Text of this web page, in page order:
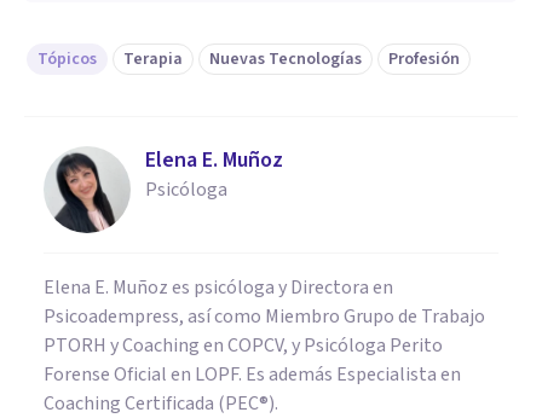
Tópicos Terapia Nuevas Tecnologías Profesión
Elena E. Muñoz
Psicóloga
Elena E. Muñoz es psicóloga y Directora en
Psicoadempress, así como Miembro Grupo de Trabajo
PTORH y Coaching en COPCV, y Psicóloga Perito
Forense Oficial en LOPF. Es además Especialista en
Coaching Certificada (PEC®).